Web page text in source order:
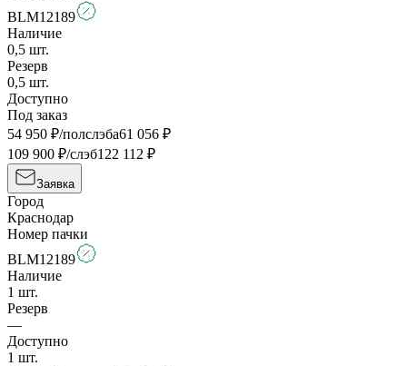
BLM12189
Наличие
0,5 шт.
Резерв
0,5 шт.
Доступно
Под заказ
54 950 ₽/полслэба61 056 ₽
109 900 ₽/слэб122 112 ₽
Заявка
Город
Краснодар
Номер пачки
BLM12189
Наличие
1 шт.
Резерв
—
Доступно
1 шт.